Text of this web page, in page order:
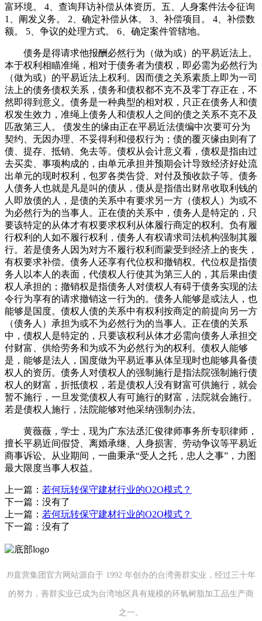
富环境。 4、查询拜访补偿从体资历。五、人身案件法令征询
1、阐发义务。 2、确定补偿从体。 3、补偿项目。 4、补偿数
额。 5、争议的处理方式。 6、确定案件管辖地。
债务是得请求他报酬必然行为（做为或）的平易近法上。
本于权利相瞄准绳，相对于债务者为债权，即必需为必然行为
（做为或）的平易近法上权利。因而债之关系素质上即为一司
法上的债务债权关系，债务和债权都不克不及零丁存正在，不
然即得到意义。债务是一种典型的相对权，只正在债务人和债
权发生效力，准绳上债务人和债权人之间的债之关系不克不及
匹敌第三人。 债发生的缘由正在平易近法债编中次要可分为
契约、无因办理、不妥得利和侵权行为；债的覆灭缘由则有了
债、提存、抵销、免去等。债权从会计意义看，债权是指由过
去买卖、事项构成的，由单元承担并预期会计导致经济好处流
出单元的现时权利，包罗各类告贷、对付及预收款子等。债务
人债务人也就是凡是叫的债从，债从是指借出财帛收取利钱的
人即放债的人，是债的关系中有要求另一方（债权人）为或不
为必然行为的当事人。正在债的关系中，债务人是特定的，只
要该特定的从体才有权要求权利从体履行商定的权利。负有履
行权利的人如不履行权利，债务人有权请求司法机构强制其履
行。若是债务人因为对方不履行权利而蒙受到经济上的丧失，
有权要求补偿。债务人还享有代位权和撤销权。代位权是指债
务人以本人的表面，代债权人行使其为第三人的，其后果由债
权人承担的；撤销权是指债务人对债权人有碍于债务实现的法
令行为享有的请求撤销这一行为的。债务人能够是或法人，也
能够是国度。债权人债的关系中有权利按商定的前提向另一方
（债务人）承担为或不为必然行为的当事人。正在债的关系
中，债权人是特定的，只要该权利从体才必需向债务人承担交
付财富、供给劳务和为或不为必然行为的权利。债权人能够
是，能够是法人，国度做为平易近事从体呈现时也能够具备债
权人的资历。债务人对债权人的强制施行是指法院强制施行债
权人的财富，折抵债权，若是债权人没有财富可供施行，就会
暂不施行，一旦发觉债权人有可施行的财富，法院就会施行。
若是债权人施行，法院能够对他采纳强制办法。
黄薇薇，学士，现为广东法丞汇俊律师事务所专职律师，
擅长平易近间假贷、离婚承继、人身损害、劳动争议等平易近
商事诉讼。从业期间，一曲秉承“受人之托，忠人之事”，力图
最大限度当事人权益。
上一篇： 若何玩转保守建材行业的O2O模式？
下一篇：没有了
上一篇： 若何玩转保守建材行业的O2O模式？
下一篇：没有了
J9直营集团官方网站源自于 1992 年创办的台湾善群实业，经过三十年
的努力，善群实业已成为台湾地区具有规模的环氧树脂加工品生产商
之一。